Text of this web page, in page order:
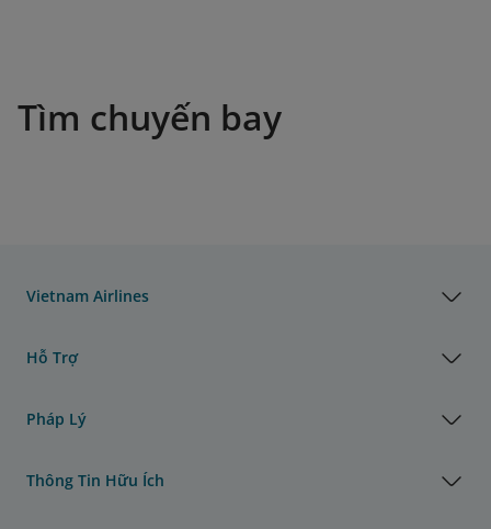
Tìm chuyến bay
Vietnam Airlines
Hỗ Trợ
Pháp Lý
Thông Tin Hữu Ích